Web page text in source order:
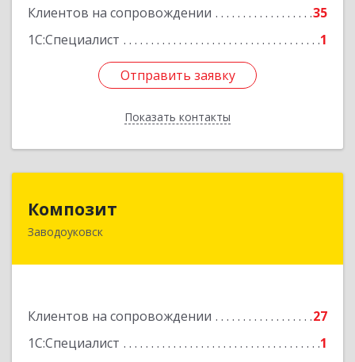
Клиентов на сопровождении
35
1С:Специалист
1
Отправить заявку
Показать контакты
Подробнее
Отправить заявку
Назад
Композит
Заводоуковск
Клиентов на сопровождении
27
1С:Специалист
1
627140, Тюменская обл, Заводоуковский р-н,